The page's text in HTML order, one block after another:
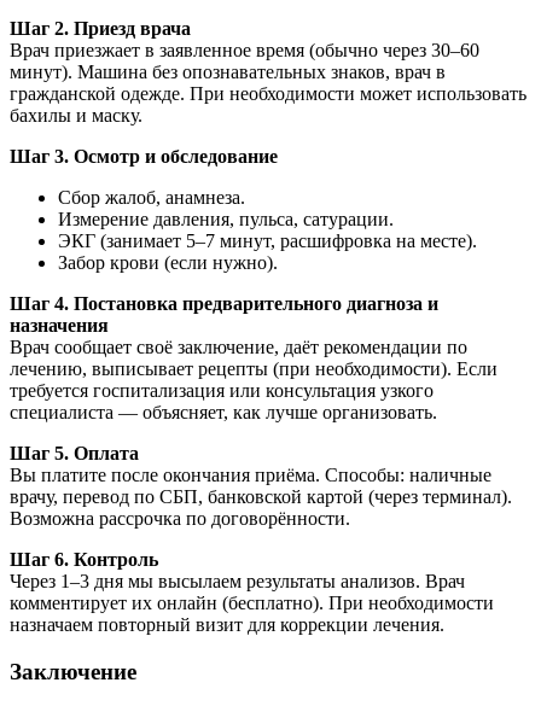
Шаг 2. Приезд врача
Врач приезжает в заявленное время (обычно через 30–60
минут). Машина без опознавательных знаков, врач в
гражданской одежде. При необходимости может использовать
бахилы и маску.
Шаг 3. Осмотр и обследование
Сбор жалоб, анамнеза.
Измерение давления, пульса, сатурации.
ЭКГ (занимает 5–7 минут, расшифровка на месте).
Забор крови (если нужно).
Шаг 4. Постановка предварительного диагноза и
назначения
Врач сообщает своё заключение, даёт рекомендации по
лечению, выписывает рецепты (при необходимости). Если
требуется госпитализация или консультация узкого
специалиста — объясняет, как лучше организовать.
Шаг 5. Оплата
Вы платите после окончания приёма. Способы: наличные
врачу, перевод по СБП, банковской картой (через терминал).
Возможна рассрочка по договорённости.
Шаг 6. Контроль
Через 1–3 дня мы высылаем результаты анализов. Врач
комментирует их онлайн (бесплатно). При необходимости
назначаем повторный визит для коррекции лечения.
Заключение